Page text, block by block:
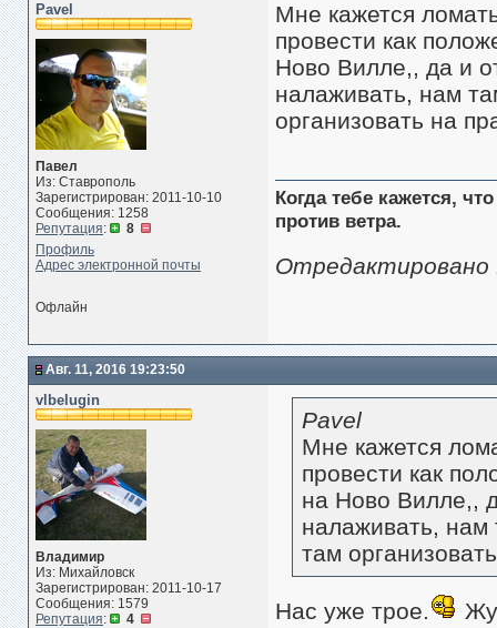
Pavel
Павел
Из: Ставрополь
Зарегистрирован: 2011-10-10
Сообщения: 1258
Репутация:
8
Профиль
Адрес электронной почты
Мне кажется
провести как
Ново Вилле,, да и
налаживать, нам
организовать на
Когда тебе кажется,
против ветра.
Отредактировано
Офлайн
Авг. 11, 2016 19:23:50
vlbelugin
Владимир
Из: Михайловск
Зарегистрирован: 2011-10-17
Сообщения: 1579
Репутация:
4
Pavel
Мне кажется
провести как
на Ново Вилле,,
налаживать,
там
Нас уже трое.